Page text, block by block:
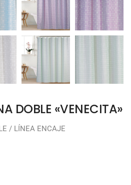
DOBLE «VENECITA»
/ LÍNEA ENCAJE